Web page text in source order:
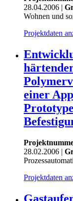
28.04.2006 |
Wohnen und
Projektdaten
einer
28.02.2006 |
Projektdaten